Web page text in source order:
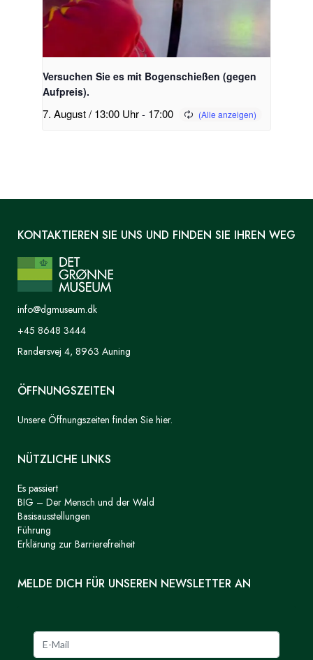
Versuchen Sie es mit Bogenschießen (gegen
Aufpreis).
7. August / 13:00 Uhr- 17:00
KONTAKTIEREN SIE UNS UND FINDEN SIE IHREN WEG
info@dgmuseum.dk
+45 8648 3444
Randersvej 4, 8963 Auning
ÖFFNUNGSZEITEN
Unsere Öffnungszeiten finden Sie hier.
NÜTZLICHE LINKS
Es passiert
BIG – Der Mensch und der Wald
Basisausstellungen
Führung
Erklärung zur Barrierefreiheit
MELDE DICH FÜR UNSEREN NEWSLETTER AN